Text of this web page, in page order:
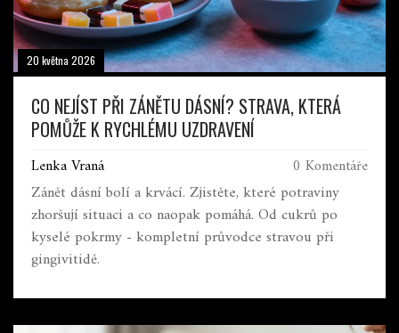
20 května 2026
CO NEJÍST PŘI ZÁNĚTU DÁSNÍ? STRAVA, KTERÁ
POMŮŽE K RYCHLÉMU UZDRAVENÍ
Lenka Vraná 0 Komentáře
Zánět dásní bolí a krvácí. Zjistěte, které potraviny
zhoršují situaci a co naopak pomáhá. Od cukrů po
kyselé pokrmy - kompletní průvodce stravou při
gingivitidě.